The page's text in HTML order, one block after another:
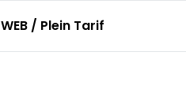
WEB / Plein Tarif